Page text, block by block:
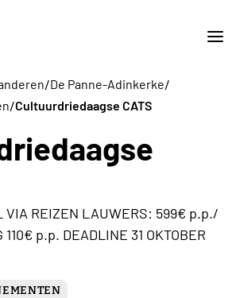
/De Panne-Adinkerke/
/Cultuurdriedaagse CATS
VIA REIZEN LAUWERS: 599€ p.p./
p.p. DEADLINE 31 OKTOBER